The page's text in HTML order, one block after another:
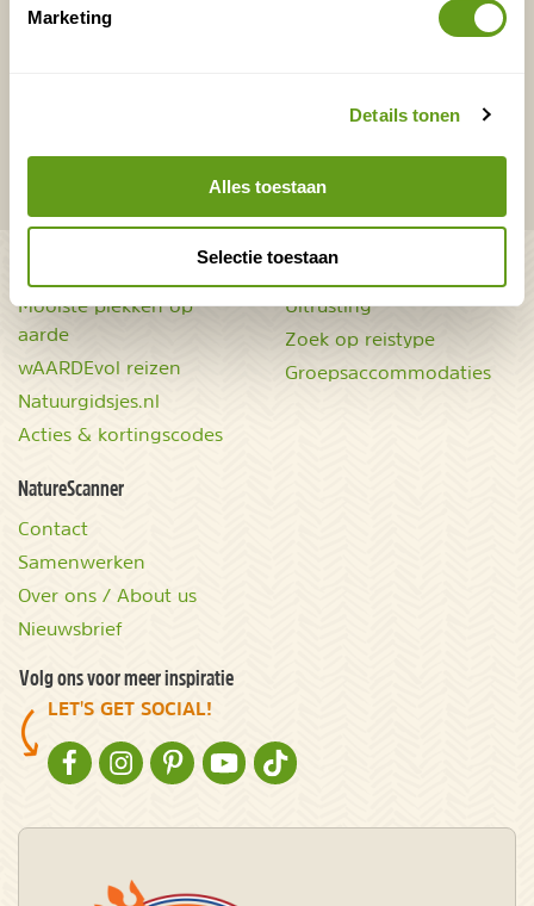
Marketing
Details tonen
Alles toestaan
Selectie toestaan
overnachtingen en vakanties in de natuur!
Mooiste plekken op
aarde
wAARDEvol reizen
Natuurgidsjes.nl
Acties & kortingscodes
Uitrusting
Zoek op reistype
Groepsaccommodaties
NatureScanner
Contact
Samenwerken
Over ons / About us
Nieuwsbrief
Volg ons voor meer inspiratie
LET'S GET SOCIAL!
NATURESCANNER OP FACEBOOK
NATURESCANNER OP INSTAGRAM
NATURESCANNER OP PINTEREST
NATURESCANNER OP YOUTUBE
NATURESCANNER OP TIKTOK